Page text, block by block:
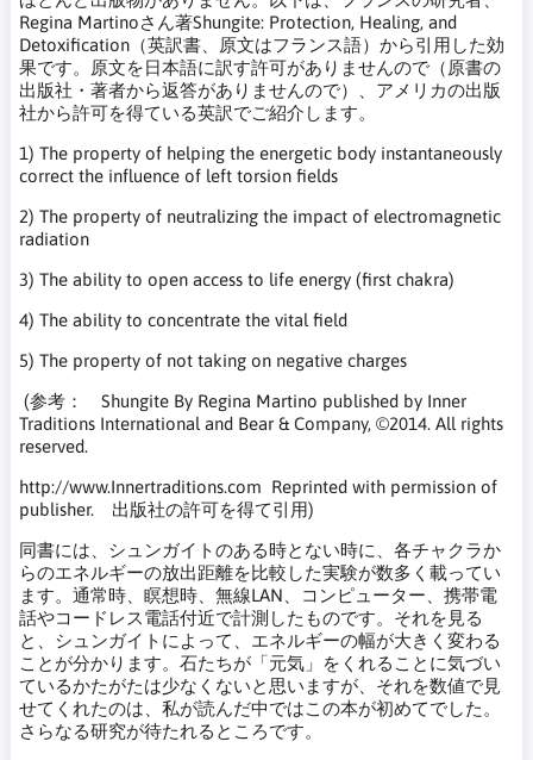
Regina Martinoさん著Shungite: Protection, Healing, and
Detoxification（英訳書、原文はフランス語）から引用した効
果です。原文を日本語に訳す許可がありませんので（原書の
出版社・著者から返答がありませんので）、アメリカの出版
社から許可を得ている英訳でご紹介します。
1) The property of helping the energetic body instantaneously
correct the influence of left torsion fields
2) The property of neutralizing the impact of electromagnetic
radiation
3) The ability to open access to life energy (first chakra)
4) The ability to concentrate the vital field
5) The property of not taking on negative charges
(参考： Shungite By Regina Martino published by Inner
Traditions International and Bear & Company, ©2014. All rights
reserved.
http://www.Innertraditions.com Reprinted with permission of
publisher. 出版社の許可を得て引用)
同書には、シュンガイトのある時とない時に、各チャクラか
らのエネルギーの放出距離を比較した実験が数多く載ってい
ます。通常時、瞑想時、無線LAN、コンピューター、携帯電
話やコードレス電話付近で計測したものです。それを見る
と、シュンガイトによって、エネルギーの幅が大きく変わる
ことが分かります。石たちが「元気」をくれることに気づい
ているかたがたは少なくないと思いますが、それを数値で見
せてくれたのは、私が読んだ中ではこの本が初めてでした。
さらなる研究が待たれるところです。